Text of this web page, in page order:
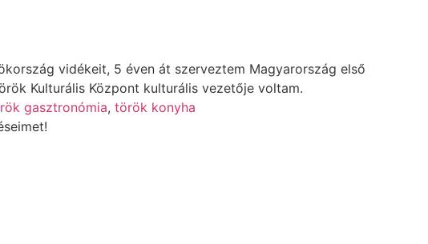
vidékeit, 5 éven át szerveztem Magyarország első
Kulturális Központ kulturális vezetője voltam.
gasztronómia, török konyha